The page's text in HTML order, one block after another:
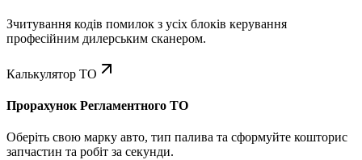
Зчитування кодів помилок з усіх блоків керування
професійним дилерським сканером.
Калькулятор ТО
Прорахунок Регламентного ТО
Оберіть свою марку авто, тип палива та сформуйте кошторис
запчастин та робіт за секунди.